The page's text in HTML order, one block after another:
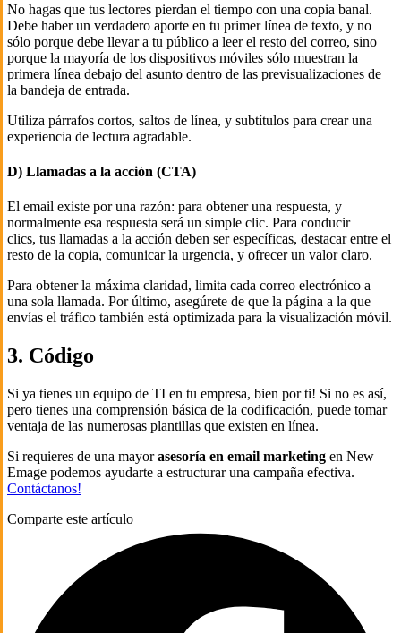
No hagas que tus lectores pierdan el tiempo con una copia banal.
Debe haber un verdadero aporte en tu primer línea de texto, y no
sólo porque debe llevar a tu público a leer el resto del correo, sino
porque la mayoría de los dispositivos móviles sólo muestran la
primera línea debajo del asunto dentro de las previsualizaciones de
la bandeja de entrada.
Utiliza párrafos cortos, saltos de línea, y subtítulos para crear una
experiencia de lectura agradable.
D) Llamadas a la acción (CTA)
El email existe por una razón: para obtener una respuesta, y
normalmente esa respuesta será un simple clic. Para conducir
clics, tus llamadas a la acción deben ser específicas, destacar entre el
resto de la copia, comunicar la urgencia, y ofrecer un valor claro.
Para obtener la máxima claridad, limita cada correo electrónico a
una sola llamada. Por último, asegúrete de que la página a la que
envías el tráfico también está optimizada para la visualización móvil.
3. Código
Si ya tienes un equipo de TI en tu empresa, bien por ti! Si no es así,
pero tienes una comprensión básica de la codificación, puede tomar
ventaja de las numerosas plantillas que existen en línea.
Si requieres de una mayorasesoría en email marketing en New
Emage podemos ayudarte a estructurar una campaña efectiva.
Contáctanos!
Comparte este artículo